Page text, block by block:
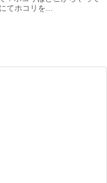
てホコリを...